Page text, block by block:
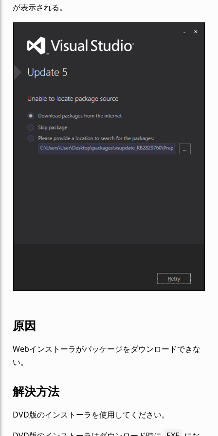
が表示される。
原因
Webインストーラがパッケージをダウンロードできな
い。
解決方法
DVD版のインストーラを使用してください。